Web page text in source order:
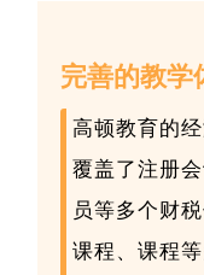
完善的教学
高顿教育的
覆盖了注册
员等多个财
课程、课程